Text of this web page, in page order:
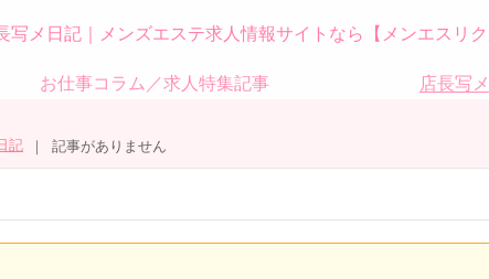
写メ日記｜メンズエステ求人情報サイトなら【メンエスリク
お仕事コラム／求人特集記事 店長写
記 記事がありません